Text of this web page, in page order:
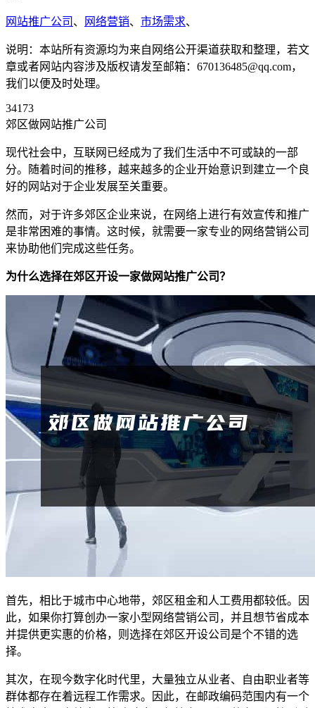
网站推广公司 、 网络营销、 市场需求、
说明：本站所有资源均为来自网络公开渠道获取和整理，若文
章或者网站内容涉及版权请发至邮箱：670136485@qq.com，
我们以便及时处理。
34173
郊区做网站推广公司
现代社会中，互联网已经成为了我们生活中不可或缺的一部
分。随着时间的推移，越来越多的企业开始意识到建立一个良
好的网站对于企业发展至关重要。
然而，对于许多郊区企业来说，在网络上进行有效宣传和推广
是非常困难的事情。这时候，就需要一家专业的网络营销公司
来协助他们完成这些任务。
为什么选择在郊区开设一家做网站推广公司？
首先，相比于城市中心地带，郊区租金和人工费用都较低。因
此，如果你打算创办一家小型网络营销公司，并且想节省成本
并提供更实惠的价格，则选择在郊区开设公司是个不错的选
择。
其次，在现今数字化时代里，大量独立从业者、自由职业者等
群体都存在着远程工作需求。因此，在邮政编码范围内有一个